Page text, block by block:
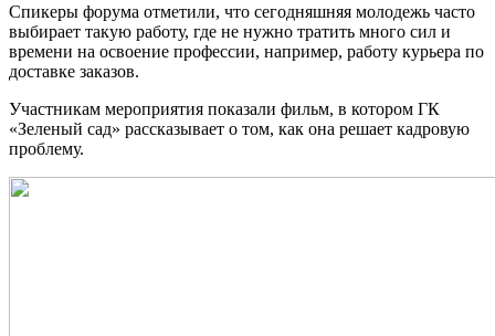
Спикеры форума отметили, что сегодняшняя молодежь часто
выбирает такую работу, где не нужно тратить много сил и
времени на освоение профессии, например, работу курьера по
доставке заказов.
Участникам мероприятия показали фильм, в котором ГК
«Зеленый сад» рассказывает о том, как она решает кадровую
проблему.